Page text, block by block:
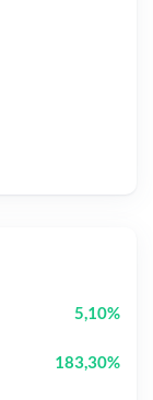
5,10%
183,30%